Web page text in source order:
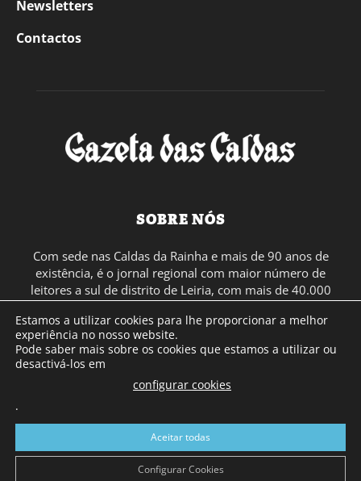
Newsletters
Contactos
SOBRE NÓS
Com sede nas Caldas da Rainha e mais de 90 anos de
existência, é o jornal regional com maior número de
leitores a sul de distrito de Leiria, com mais de 40.000
leitores por toda a região Oeste. Jornal com distribuição
em Portugal Continental e assinatura online.
SIGA-NOS
© Gazeta das Caldas - 2026
Estamos a utilizar cookies para lhe proporcionar a melhor
experiência no nosso website.
Pode saber mais sobre os cookies que estamos a utilizar ou
desactivá-los em
configurar cookies
.
Aceitar todas
Configurar Cookies